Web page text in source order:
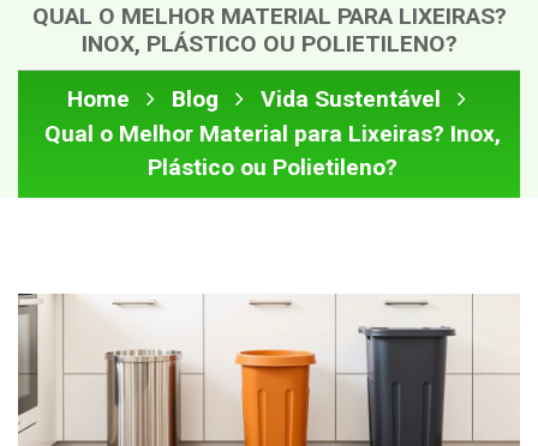
QUAL O MELHOR MATERIAL PARA LIXEIRAS?
INOX, PLÁSTICO OU POLIETILENO?
Home
Blog
Vida Sustentável
Qual o Melhor Material para Lixeiras? Inox,
Plástico ou Polietileno?